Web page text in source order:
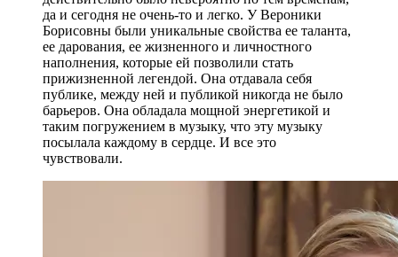
да и сегодня не очень-то и легко. У Вероники
Борисовны были уникальные свойства ее таланта,
ее дарования, ее жизненного и личностного
наполнения, которые ей позволили стать
прижизненной легендой. Она отдавала себя
публике, между ней и публикой никогда не было
барьеров. Она обладала мощной энергетикой и
таким погружением в музыку, что эту музыку
посылала каждому в сердце. И все это
чувствовали.